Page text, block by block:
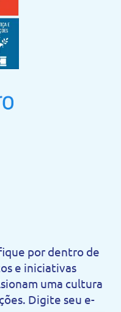
por dentro de
e iniciativas
uma cultura
Digite seu e-